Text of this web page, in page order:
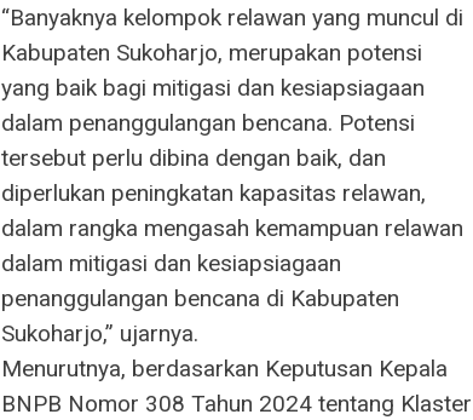
“Banyaknya kelompok relawan yang muncul di
Kabupaten Sukoharjo, merupakan potensi
yang baik bagi mitigasi dan kesiapsiagaan
dalam penanggulangan bencana. Potensi
tersebut perlu dibina dengan baik, dan
diperlukan peningkatan kapasitas relawan,
dalam rangka mengasah kemampuan relawan
dalam mitigasi dan kesiapsiagaan
penanggulangan bencana di Kabupaten
Sukoharjo,” ujarnya.
Menurutnya, berdasarkan Keputusan Kepala
BNPB Nomor 308 Tahun 2024 tentang Klaster